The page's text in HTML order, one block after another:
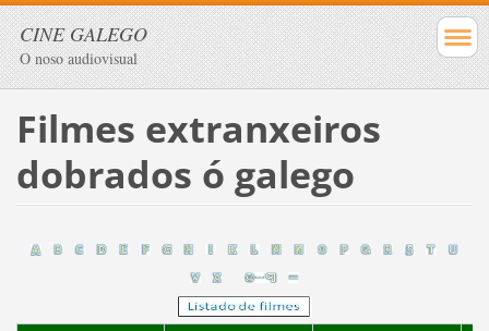
CINE GALEGO
O noso audiovisual
Filmes extranxeiros
dobrados ó galego